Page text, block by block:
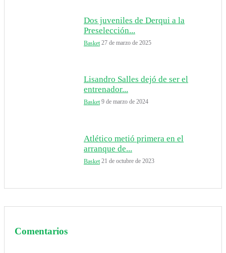
Dos juveniles de Derqui a la
Preselección...
Basket 27 de marzo de 2025
Lisandro Salles dejó de ser el
entrenador...
Basket 9 de marzo de 2024
Atlético metió primera en el
arranque de...
Basket 21 de octubre de 2023
Comentarios